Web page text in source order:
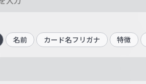
名前 カード名フリガナ 特徴